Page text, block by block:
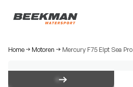
Home Motoren Mercury F75 Elpt Sea Pro